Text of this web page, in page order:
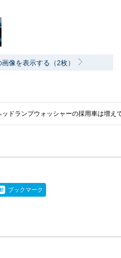
像を表示する（2枚）
ッドランプウォッシャーの採用車は増え
ブックマーク